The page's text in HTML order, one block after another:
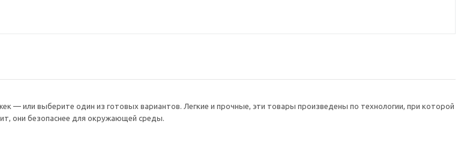
— или выберите один из готовых вариантов. Легкие и прочные, эти товары произведены по технологии, при которой
они безопаснее для окружающей среды.